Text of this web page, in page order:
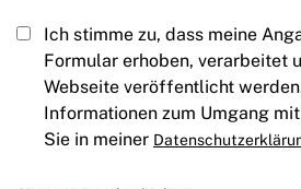
Ich stimme zu, dass meine
Formular erhoben, verarbeitet
Webseite veröffentlicht
Informationen zum Umgang
Sie in meiner